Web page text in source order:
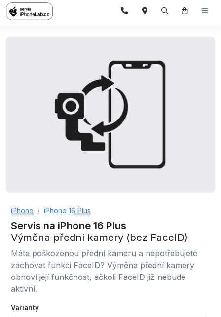
iPhone iPhone 16 Plus
Servis na iPhone 16 Plus
Výměna přední kamery (bez FaceID)
Máte poškozenou přední kameru a nepotřebujete
zachovat funkci FaceID? Výměna přední kamery
obnoví její funkčnost, ačkoli FaceID již nebude
aktivní.
Varianty